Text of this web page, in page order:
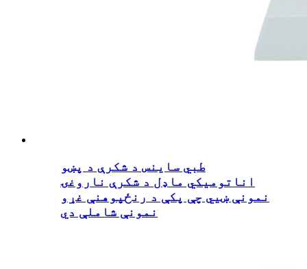
طبي ساینس د شکرې د پښو
اناتوميکي ماډل د شکرې ناروغۍ
نمونې ښیي چې پکې د رنځپوهنې غړو
نمونې شاملې دي